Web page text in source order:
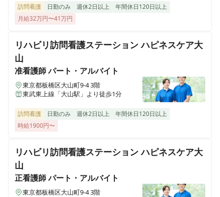
訪問看護 日勤のみ 週休2日以上
年間休日120日以上
月給32万円〜41万円
リハビリ訪問看護ステーション ハピネスケア大
山
准看護師パート・アルバイト
東京都板橋区大山町9-4 3階
東武東上線「大山駅」より徒歩1分
訪問看護 日勤のみ 週休2日以上
年間休日120日以上
時給1900円〜
リハビリ訪問看護ステーション ハピネスケア大
山
正看護師パート・アルバイト
東京都板橋区大山町9-4 3階